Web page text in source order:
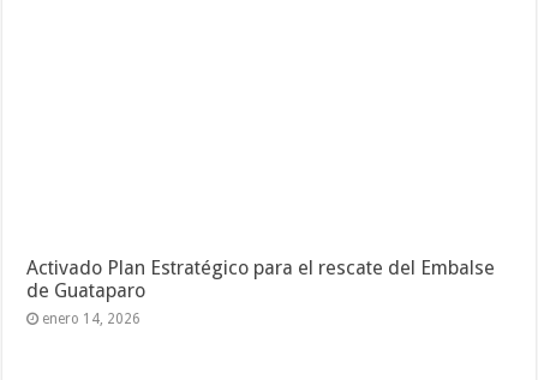
Activado Plan Estratégico para el rescate del Embalse
de Guataparo
enero 14, 2026